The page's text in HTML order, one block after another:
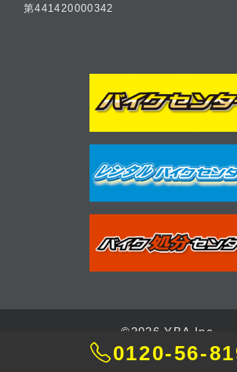
第441420000342
©2026 YBA Inc.
Designed byCORAL
0120-56-